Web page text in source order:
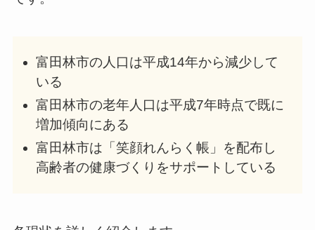
富田林市の人口は平成14年から減少して
いる
富田林市の老年人口は平成7年時点で既に
増加傾向にある
富田林市は「笑顔れんらく帳」を配布し
高齢者の健康づくりをサポートしている